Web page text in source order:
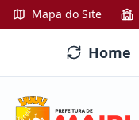
Mapa do Site
Home